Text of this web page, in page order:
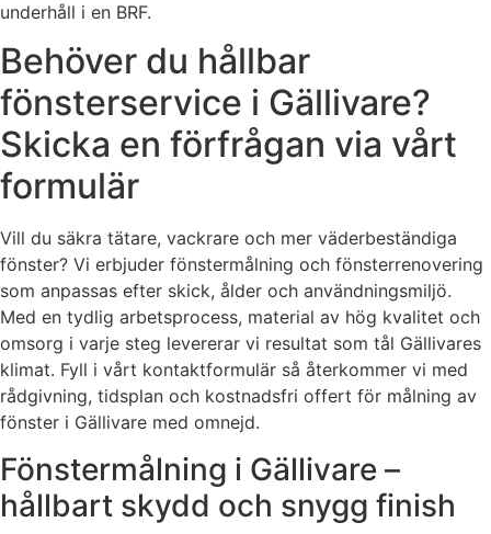
underhåll i en BRF.
Behöver du hållbar
fönsterservice i Gällivare?
Skicka en förfrågan via vårt
formulär
Vill du säkra tätare, vackrare och mer väderbeständiga
fönster? Vi erbjuder fönstermålning och fönsterrenovering
som anpassas efter skick, ålder och användningsmiljö.
Med en tydlig arbetsprocess, material av hög kvalitet och
omsorg i varje steg levererar vi resultat som tål Gällivares
klimat. Fyll i vårt kontaktformulär så återkommer vi med
rådgivning, tidsplan och kostnadsfri offert för målning av
fönster i Gällivare med omnejd.
Fönstermålning i Gällivare –
hållbart skydd och snygg finish